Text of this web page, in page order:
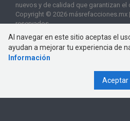
nuevos y de calidad que garantizan el
Copyright © 2026 másrefacciones.mx
reservados
Al navegar en este sitio aceptas el
ayudan a mejorar tu experiencia de
Información
Aceptar